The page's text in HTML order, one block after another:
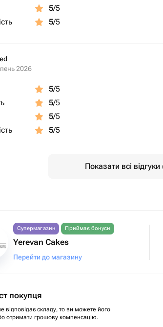
5/5
5/5
2026
5/5
5/5
5/5
5/5
Показати всі
Супермагазин Приймає бонуси
Yerevan Cakes
Перейти до магазину
покупця
відповідає складу, то ви можете його
отримати грошову компенсацію.